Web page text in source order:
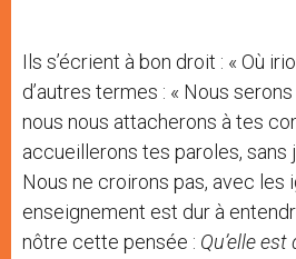
Ils s’écrient à bon droit : « Où
d’autres termes : « Nous
nous nous attacherons à tes
accueillerons tes paroles, sans
Nous ne croirons pas, avec les
enseignement est dur à
nôtre cette pensée : Qu’elle